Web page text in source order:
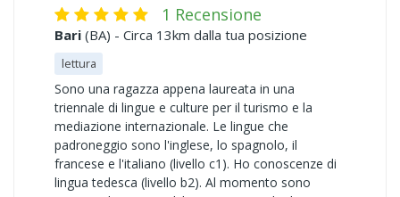
1 Recensione
Bari (BA) - Circa 13km dalla tua posizione
lettura
Sono una ragazza appena laureata in una
triennale di lingue e culture per il turismo e la
mediazione internazionale. Le lingue che
padroneggio sono l'inglese, lo spagnolo, il
francese e l'italiano (livello c1). Ho conoscenze di
lingua tedesca (livello b2). Al momento sono